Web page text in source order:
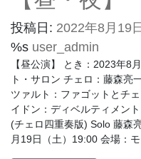
投稿日: 2022年8月19日
%s user_admin
【昼公演】 とき：2023年8
ト・サロン チェロ：藤森
ツァルト：ファゴットとチ
イドン：ディベルティメン
(チェロ四重奏版) Solo 藤森
月19日（土）19:00 会場：